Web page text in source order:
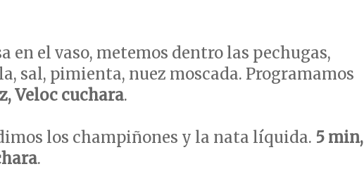
en el vaso, metemos dentro las pechugas,
sal, pimienta, nuez moscada. Programamos
Veloc cuchara.
los champiñones y la nata líquida. 5 min,
.